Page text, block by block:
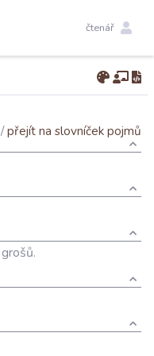
čtenář
/přejít na slovníček pojmů
grošů.